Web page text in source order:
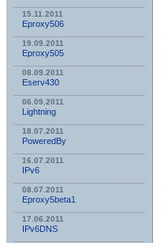
15.11.2011
Eproxy506
19.09.2011
Eproxy505
08.09.2011
Eserv430
06.09.2011
Lightning
18.07.2011
PoweredBy
16.07.2011
IPv6
08.07.2011
Eproxy5beta1
17.06.2011
IPv6DNS